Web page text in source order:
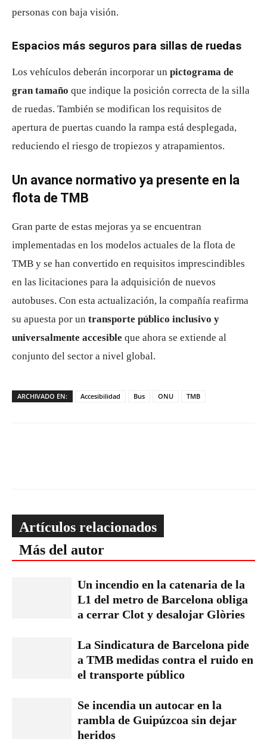
personas con baja visión.
Espacios más seguros para sillas de ruedas
Los vehículos deberán incorporar un pictograma de
gran tamaño que indique la posición correcta de la silla
de ruedas. También se modifican los requisitos de
apertura de puertas cuando la rampa está desplegada,
reduciendo el riesgo de tropiezos y atrapamientos.
Un avance normativo ya presente en la
flota de TMB
Gran parte de estas mejoras ya se encuentran
implementadas en los modelos actuales de la flota de
TMB y se han convertido en requisitos imprescindibles
en las licitaciones para la adquisición de nuevos
autobuses. Con esta actualización, la compañía reafirma
su apuesta por un transporte público inclusivo y
universalmente accesible que ahora se extiende al
conjunto del sector a nivel global.
ARCHIVADO EN: Accesibilidad Bus ONU TMB
Artículos relacionados
Más del autor
Un incendio en la catenaria de la
L1 del metro de Barcelona obliga
a cerrar Clot y desalojar Glòries
La Sindicatura de Barcelona pide
a TMB medidas contra el ruido en
el transporte público
Se incendia un autocar en la
rambla de Guipúzcoa sin dejar
heridos